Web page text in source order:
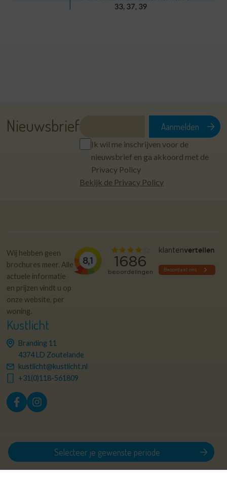
Selecteer je gewenste periode
Nieuwsbrief
Ik wil me inschrijven voor de
nieuwsbrief en ga akkoord met de
Privacy Policy
Bekijk de Privacy Policy
Wij hebben geen
brochures meer. Alle
actuele informatie
en prijzen vindt u op
onze website, per
woning.
Kustlicht
Branding 11
4374 LD Zoutelande
kustlicht@kustlicht.nl
+31(0)118-561809
© 2026 Kustlicht Privacy policy
Algemene voorwaarden
Realisatie: Holiday Media